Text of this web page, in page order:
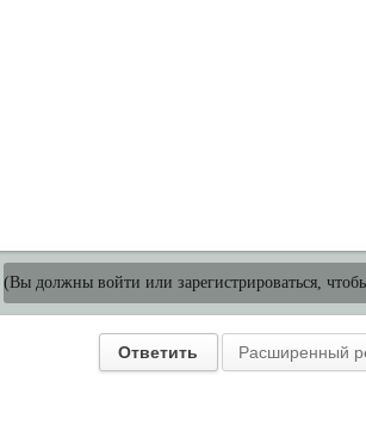
(Вы должны войти или зарегистрироваться,